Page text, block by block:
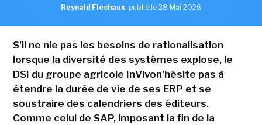
Reynald Fléchaux, publié le 28 Mai 2026
S'il ne nie pas les besoins de rationalisation
lorsque la diversité des systèmes explose, le
DSI du groupe agricole InVivon'hésite pas à
étendre la durée de vie de ses ERP et se
soustraire des calendriers des éditeurs.
Comme celui de SAP, imposant la fin de la